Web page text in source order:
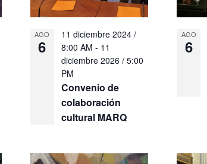
AGO
6
Convenio de
colaboración
cultural MARQ
11 diciembre 2024 /
8:00 AM - 11
diciembre 2026 / 5:00
PM
AGO
6